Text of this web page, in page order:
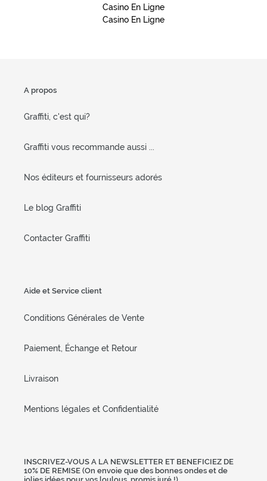
Casino En Ligne
Casino En Ligne
A propos
Graffiti, c'est qui?
Graffiti vous recommande aussi ...
Nos éditeurs et fournisseurs adorés
Le blog Graffiti
Contacter Graffiti
Aide et Service client
Conditions Générales de Vente
Paiement, Échange et Retour
Livraison
Mentions légales et Confidentialité
INSCRIVEZ-VOUS A LA NEWSLETTER ET BENEFICIEZ DE
10% DE REMISE (On envoie que des bonnes ondes et de